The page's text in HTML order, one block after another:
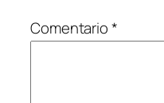
Comentario*